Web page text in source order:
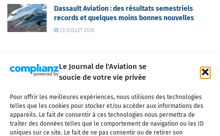
Le Journal de l'Aviation se
soucie de votre vie privée
Pour offrir les meilleures expériences, nous utilisons des technologies
telles que les cookies pour stocker et/ou accéder aux informations des
appareils. Le fait de consentir à ces technologies nous permettra de
traiter des données telles que le comportement de navigation ou les ID
uniques sur ce site. Le fait de ne pas consentir ou de retirer son
Dassault Aviation : des résultats semestriels
records et quelques moins bonnes nouvelles
23 JUILLET 2026
Qui sommes-nous ? Nous contacter
Partenaires
Mentions légales
CGV Politique de confidentialité Cookies